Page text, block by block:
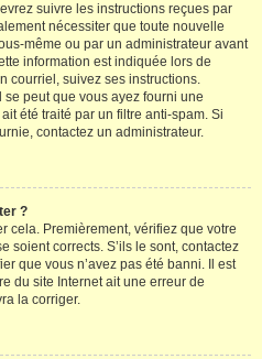
suivre les instructions reçues par
nécessiter que toute nouvelle
même ou par un administrateur avant
information est indiquée lors de
courriel, suivez ses instructions.
se peut que vous ayez fourni une
été traité par un filtre anti-spam. Si
contactez un administrateur.
?
cela. Premièrement, vérifiez que votre
soient corrects. S’ils le sont, contactez
que vous n’avez pas été banni. Il est
du site Internet ait une erreur de
la corriger.